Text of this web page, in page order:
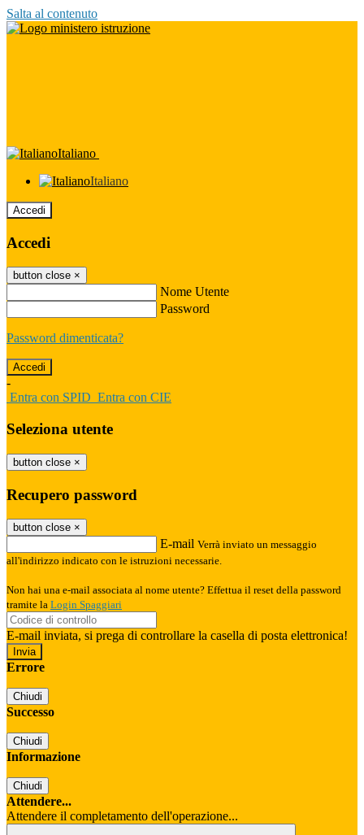
Salta al contenuto
Italiano
Italiano
Accedi
Accedi
button close ×
Nome Utente
Password
Password dimenticata?
-
Entra con SPID Entra con CIE
Seleziona utente
button close ×
Recupero password
button close ×
E-mail Verrà inviato un messaggio
all'indirizzo indicato con le istruzioni necessarie.
Non hai una e-mail associata al nome utente? Effettua il reset della password
tramite la Login Spaggiari
E-mail inviata, si prega di controllare la casella di posta elettronica!
Errore
Chiudi
Successo
Chiudi
Informazione
Chiudi
Attendere...
Attendere il completamento dell'operazione...